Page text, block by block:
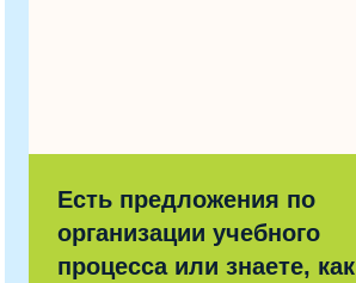
Есть предложения по
организации учебного
процесса или знаете, как